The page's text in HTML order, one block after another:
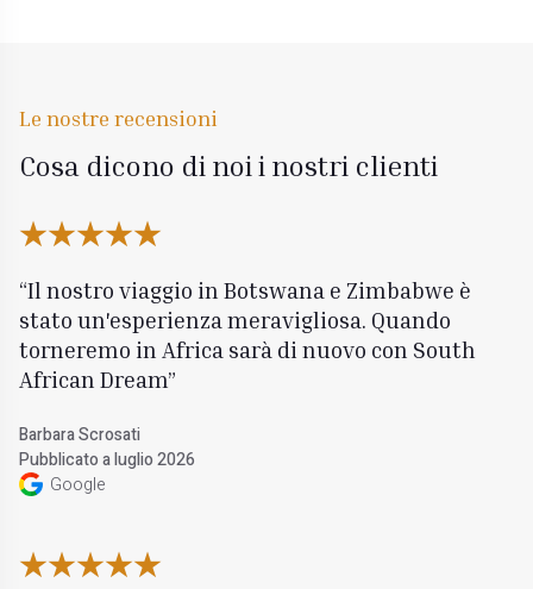
Le nostre recensioni
Cosa dicono di noi i nostri clienti
Il nostro viaggio in Botswana e Zimbabwe è
stato un'esperienza meravigliosa. Quando
torneremo in Africa sarà di nuovo con South
African Dream
Barbara Scrosati
Pubblicato a luglio 2026
Google